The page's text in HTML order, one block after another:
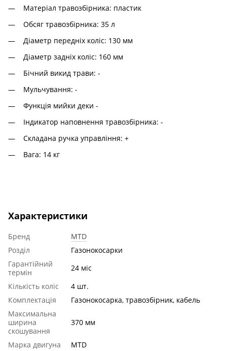
Матеріал травозбірника: пластик
Обсяг травозбірника: 35 л
Діаметр передніх коліс: 130 мм
Діаметр задніх коліс: 160 мм
Бічний викид трави: -
Мульчування: -
Функція мийки деки -
Індикатор наповнення травозбірника: -
Складана ручка управління: +
Вага: 14 кг
Характеристики
Бренд
MTD
Розділ
Газонокосарки
Гарантійний
термін
24 міс
Кількість коліс
4 шт.
Комплектація
Газонокосарка, травозбірник, кабель
Максимальна
ширина
скошування
370 мм
Марка двигуна
MTD